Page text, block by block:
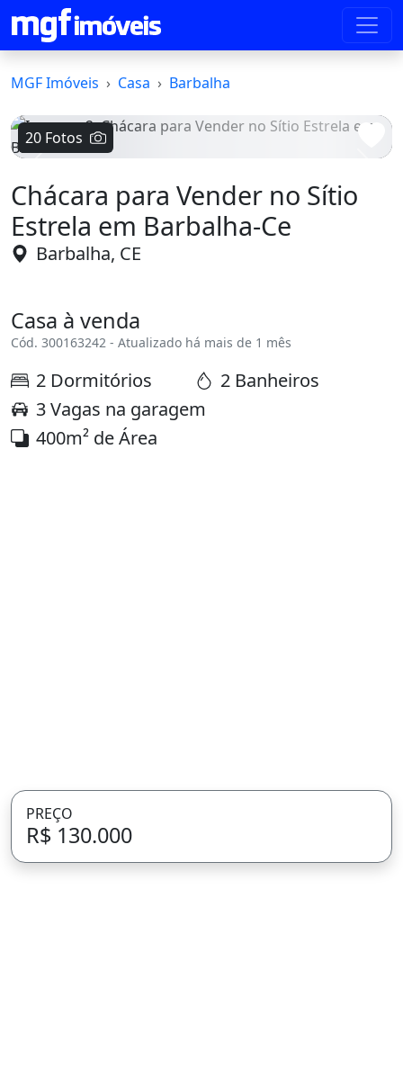
MGF Imóveis Casa Barbalha
20 Fotos
Chácara para Vender no Sítio
Estrela em Barbalha-Ce
Barbalha, CE
Casa à venda
Cód. 300163242 - Atualizado há mais de 1 mês
2 Dormitórios
2 Banheiros
3 Vagas na garagem
400m² de Área
PREÇO
R$ 130.000